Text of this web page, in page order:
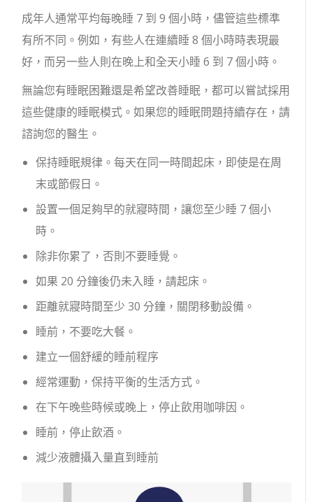
成年人通常平均每晚睡 7 到 9 個小時，儘管這些標準
有所不同。例如，有些人在連續睡 8 個小時時表現最
好，而另一些人則在晚上和全天小睡 6 到 7 個小時。
無論您有睡眠困難還是希望改善睡眠，都可以嘗試採用
這些健康的睡眠模式。如果您的睡眠問題持續存在，請
諮詢您的醫生。
保持睡眠規律。每天在同一時間起床，即使是在周
末或節假日。
設置一個足夠早的就寢時間，讓您至少睡 7 個小
時。
除非你累了，否則不要睡覺。
如果 20 分鐘後仍未入睡，請起床。
距離就寢時間至少 30 分鐘，關閉移動設備。
睡前，不要吃大餐。
建立一個舒緩的睡前程序
經常運動，保持平衡的生活方式。
在下午晚些時候或晚上，停止飲用咖啡因。
睡前，停止飲酒。
減少液體攝入量直到睡前